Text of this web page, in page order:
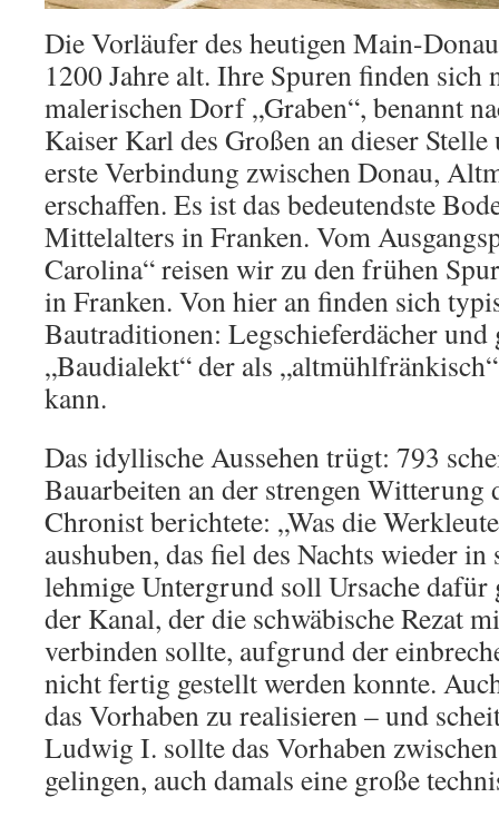
Die Vorläufer des heutigen Main-
1200 Jahre alt. Ihre Spuren finden sich
malerischen Dorf „Graben“, benannt
Kaiser Karl des Großen an dieser
erste Verbindung zwischen Donau,
erschaffen. Es ist das bedeutendste
Mittelalters in Franken. Vom
Carolina“ reisen wir zu den frühen
in Franken. Von hier an finden sich
Bautraditionen: Legschieferdächer
„Baudialekt“ der als
kann.
Das idyllische Aussehen trügt: 793
Bauarbeiten an der strengen Witterung
Chronist berichtete: „Was die
aushuben, das fiel des Nachts wieder
lehmige Untergrund soll Ursache dafür
der Kanal, der die schwäbische Rezat
verbinden sollte, aufgrund der
nicht fertig gestellt werden konnte.
das Vorhaben zu realisieren – und
Ludwig I. sollte das Vorhaben
gelingen, auch damals eine große